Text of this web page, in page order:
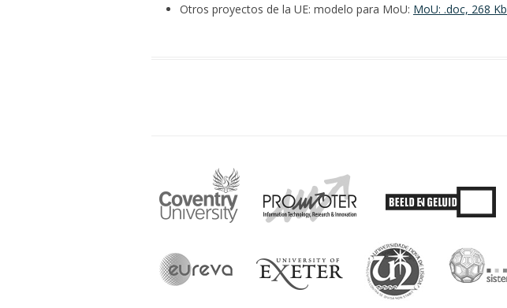
Otros proyectos de la UE: modelo para MoU: MoU: .doc, 268 Kb